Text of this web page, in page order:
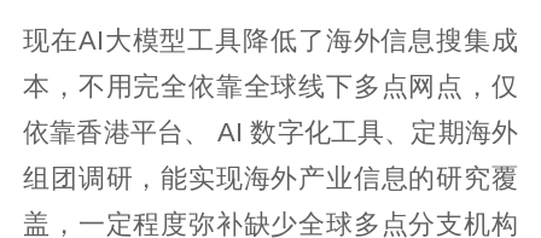
现在AI大模型工具降低了海外信息搜集成
本，不用完全依靠全球线下多点网点，仅
依靠香港平台、 AI 数字化工具、定期海外
组团调研，能实现海外产业信息的研究覆
盖，一定程度弥补缺少全球多点分支机构